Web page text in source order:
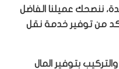
ننصحك عميلنا الفاضل
من توفير خدمة نقل
بتوفير المال